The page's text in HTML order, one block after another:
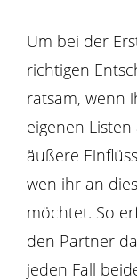
Um bei der
richtigen
ratsam, wenn
eigenen
äußere
wen ihr an
möchtet. So
den Partner
jeden Fall